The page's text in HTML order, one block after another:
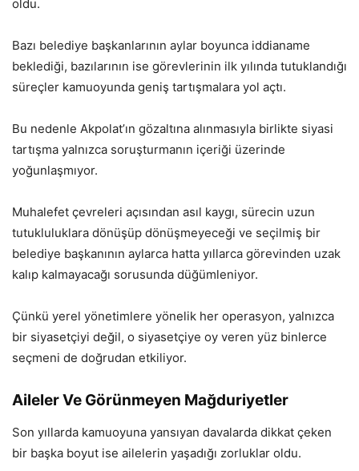
oldu.
Bazı belediye başkanlarının aylar boyunca iddianame
beklediği, bazılarının ise görevlerinin ilk yılında tutuklandığı
süreçler kamuoyunda geniş tartışmalara yol açtı.
Bu nedenle Akpolat’ın gözaltına alınmasıyla birlikte siyasi
tartışma yalnızca soruşturmanın içeriği üzerinde
yoğunlaşmıyor.
Muhalefet çevreleri açısından asıl kaygı, sürecin uzun
tutukluluklara dönüşüp dönüşmeyeceği ve seçilmiş bir
belediye başkanının aylarca hatta yıllarca görevinden uzak
kalıp kalmayacağı sorusunda düğümleniyor.
Çünkü yerel yönetimlere yönelik her operasyon, yalnızca
bir siyasetçiyi değil, o siyasetçiye oy veren yüz binlerce
seçmeni de doğrudan etkiliyor.
Aileler Ve Görünmeyen Mağduriyetler
Son yıllarda kamuoyuna yansıyan davalarda dikkat çeken
bir başka boyut ise ailelerin yaşadığı zorluklar oldu.